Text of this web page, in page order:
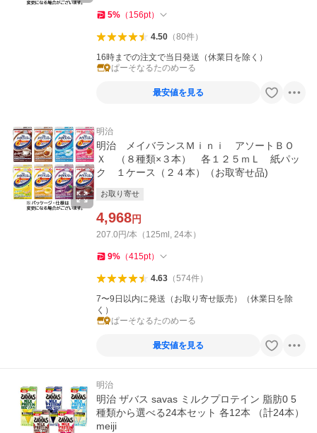
5% （ 156pt）
4.50（80件）
16時までの注文で当日発送（休業日を除く）
ぱーそなるたのめーる
最安値を見る
明治
明治 メイバランスＭｉｎｉ アソートＢＯ
Ｘ （８種類×３本） 各１２５ｍＬ 紙パッ
ク １ケース（２４本）（お取寄せ品)
お取り寄せ
4,968円
207.0円/本（125ml, 24本）
9% （415pt）
4.63（574件）
7〜9日以内に発送（お取り寄せ販売）（休業日を除
く）
ぱーそなるたのめーる
最安値を見る
明治
明治 ザバス savas ミルクプロテイン 脂肪0 5
種類から選べる24本セット 各12本 （計24本）
meiji